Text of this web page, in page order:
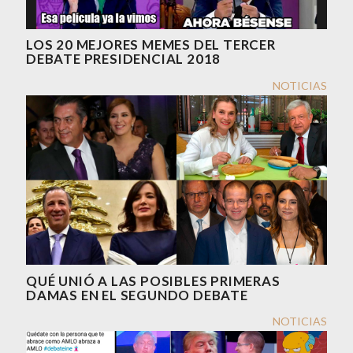
LOS 20 MEJORES MEMES DEL TERCER
DEBATE PRESIDENCIAL 2018
NOTICIAS
QUÉ UNIÓ A LAS POSIBLES PRIMERAS
DAMAS EN EL SEGUNDO DEBATE
NOTICIAS